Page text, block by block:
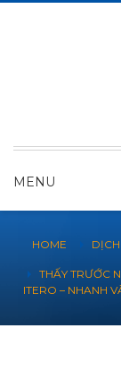
MENU
HOME
THẤY TRƯỚC
ITERO – NHANH